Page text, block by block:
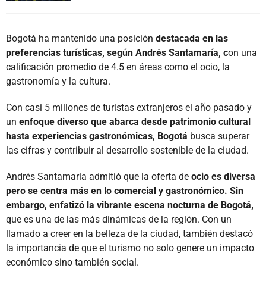
Bogotá ha mantenido una posición destacada en las
preferencias turísticas, según Andrés Santamaría, con una
calificación promedio de 4.5 en áreas como el ocio, la
gastronomía y la cultura.
Con casi 5 millones de turistas extranjeros el año pasado y
un enfoque diverso que abarca desde patrimonio cultural
hasta experiencias gastronómicas, Bogotá busca superar
las cifras y contribuir al desarrollo sostenible de la ciudad.
Andrés Santamaria admitió que la oferta de ocio es diversa
pero se centra más en lo comercial y gastronómico. Sin
embargo, enfatizó la vibrante escena nocturna de Bogotá,
que es una de las más dinámicas de la región. Con un
llamado a creer en la belleza de la ciudad, también destacó
la importancia de que el turismo no solo genere un impacto
económico sino también social.